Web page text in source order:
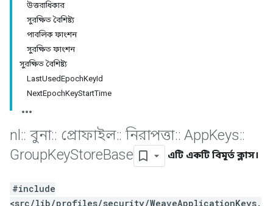
উত্তরাধিকার
সুরক্ষিত বৈশিষ্ট্য
পাবলিক ফাংশন
সুরক্ষিত ফাংশন
সুরক্ষিত বৈশিষ্ট্য
LastUsedEpochKeyId
NextEpochKeyStartTime
nl :: বুনা:: প্রোফাইল:: নিরাপত্তা:: AppKeys::
GroupKeyStoreBase এটি একটি বিমূর্ত ক্লাস।
#include
<src/lib/profiles/security/WeaveApplicationKeys.